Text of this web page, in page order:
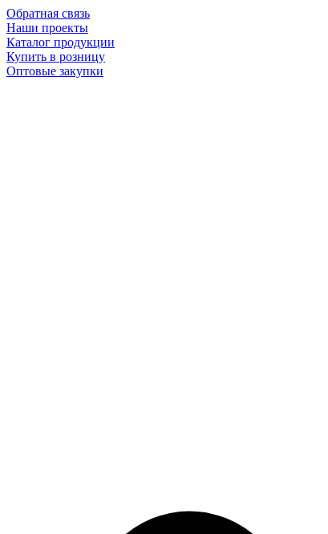
Обратная связь
Наши проекты
Каталог продукции
Купить в розницу
Оптовые закупки